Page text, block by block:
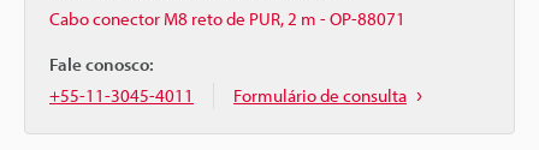
Cabo conector M8 reto de PUR, 2 m - OP-88071
Fale conosco:
+55-11-3045-4011
Formulário de consulta